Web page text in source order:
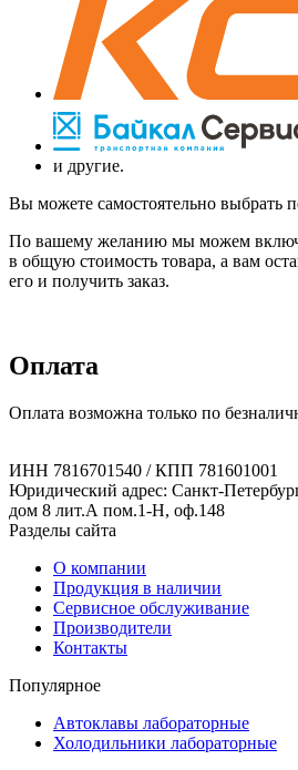
и другие.
Вы можете самостоятельно выбрать
По вашему желанию мы можем
в общую стоимость товара, а вам
его и получить заказ.
Оплата
Оплата возможна только по
ИНН 7816701540 / КПП 781601001
Юридический адрес: Санкт-
дом 8 лит.А пом.1-Н, оф.148
Разделы сайта
О компании
Продукция в наличии
Сервисное обслуживание
Производители
Контакты
Популярное
Автоклавы лабораторные
Холодильники лабораторные